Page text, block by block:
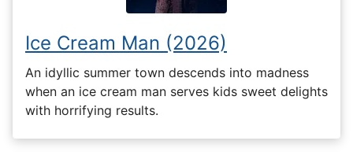
Ice Cream Man (2026)
An idyllic summer town descends into madness
when an ice cream man serves kids sweet delights
with horrifying results.